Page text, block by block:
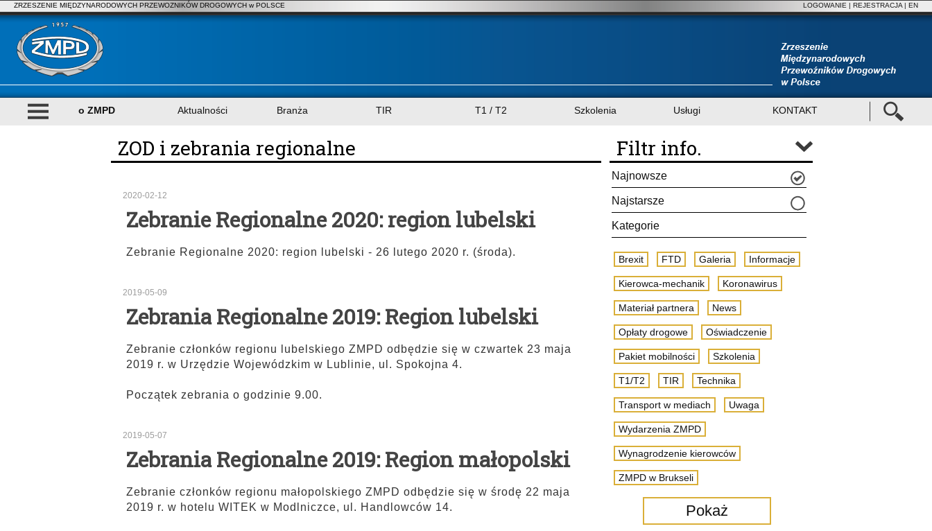
ZRZESZENIE MIĘDZYNARODOWYCH PRZEWOZNIKÓW DROGOWYCH w POLSCE LOGOWANIE | REJESTRACJA | EN
o ZMPD Aktualności Branża TIR T1 / T2 Szkolenia Usługi KONTAKT
ZOD i zebrania regionalne
2020-02-12
Zebranie Regionalne 2020: region lubelski
Zebranie Regionalne 2020: region lubelski - 26 lutego 2020 r. (środa).
2019-05-09
Zebrania Regionalne 2019: Region lubelski
Zebranie członków regionu lubelskiego ZMPD odbędzie się w czwartek 23 maja
2019 r. w Urzędzie Wojewódzkim w Lublinie, ul. Spokojna 4.
Początek zebrania o godzinie 9.00.
2019-05-07
Zebrania Regionalne 2019: Region małopolski
Zebranie członków regionu małopolskiego ZMPD odbędzie się w środę 22 maja
2019 r. w hotelu WITEK w Modlniczce, ul. Handlowców 14.
Filtr info.
Najnowsze
Najstarsze
Kategorie
Brexit FTD Galeria Informacje
Kierowca-mechanik Koronawirus
Materiał partnera News
Opłaty drogowe Oświadczenie
Pakiet mobilności Szkolenia
T1/T2 TIR Technika
Transport w mediach Uwaga
Wydarzenia ZMPD
Wynagrodzenie kierowców
ZMPD w Brukseli
Pokaż